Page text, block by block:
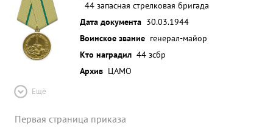
44 запасная стрелковая бригада
Дата документа 30.03.1944
Воинское звание генерал-майор
Кто наградил 44 зсбр
Архив ЦАМО
Ещё
Первая страница приказа